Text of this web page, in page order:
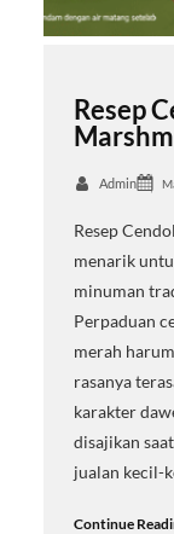
Resep
Admin
Resep
menarik
minuman
Perpaduan
merah
rasanya
karakter
disajikan
jualan kecil-
Continue